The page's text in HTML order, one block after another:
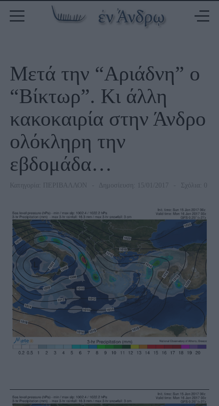
Μετά την “Αριάδνη” ο
“Βίκτωρ”. Κι άλλη
κακοκαιρία στην Άνδρο
ολόκληρη την
εβδομάδα…
Κατηγορία: ΠΕΡΙΒΑΛΛΟΝ Δημοσίευση: 15/01/2017 Σχόλια: 0